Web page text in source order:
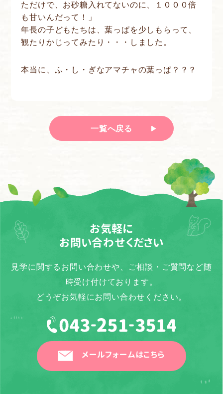
ただけで、お砂糖入れてないのに、１０００倍
も甘いんだって！」
年長の子どもたちは、葉っぱを少しもらって、
観たりかじってみたり・・・しました。
本当に、ふ・し・ぎなアマチャの葉っぱ？？？
一覧へ戻る
お気軽に
お問い合わせください
見学に関するお問い合わせや、ご相談・ご質問など随
時受け付けております。
どうぞお気軽にお問い合わせください。
メールフォームはこちら